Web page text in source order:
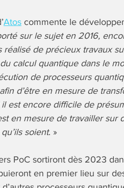
Atos commente le
sur le sujet en 2016,
de précieux travaux
calcul quantique dans le
de processeurs
d’être en mesure de
est encore difficile de
en mesure de travailler sur
soient. »
PoC sortiront dès 2023
en premier lieu sur